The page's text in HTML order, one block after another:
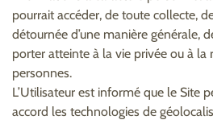
pourrait accéder, de toute collecte,
détournée d’une manière générale,
porter atteinte à la vie privée ou à la
personnes.
L’Utilisateur est informé que le Site
accord les technologies de